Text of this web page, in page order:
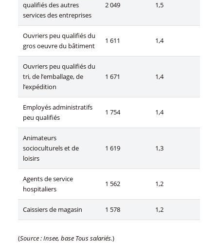
qualifiés des autres
services des entreprises
2 049 1,5
Ouvriers peu qualifiés du
gros oeuvre du bâtiment
1 611 1,4
Ouvriers peu qualifiés du
tri, de l’emballage, de
l’expédition
1 671 1,4
Employés administratifs
peu qualifiés
1 754 1,4
Animateurs
socioculturels et de
loisirs
1 619 1,3
Agents de service
hospitaliers
1 562 1,2
Caissiers de magasin 1 578 1,2
(Source : Insee, base Tous salariés.)